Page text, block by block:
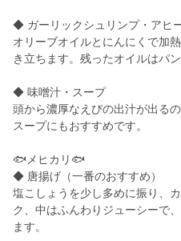
◆ ガーリックシュリンプ・アヒ
オリーブオイルとにんにくで加
き立ちます。残ったオイルはパ
◆ 味噌汁・スープ
頭から濃厚なえびの出汁が出る
スープにもおすすめです。
🐟メヒカリ🐟
◆ 唐揚げ（一番のおすすめ）
塩こしょうを少し多めに振り、
ク、中はふんわりジューシーで
ます。